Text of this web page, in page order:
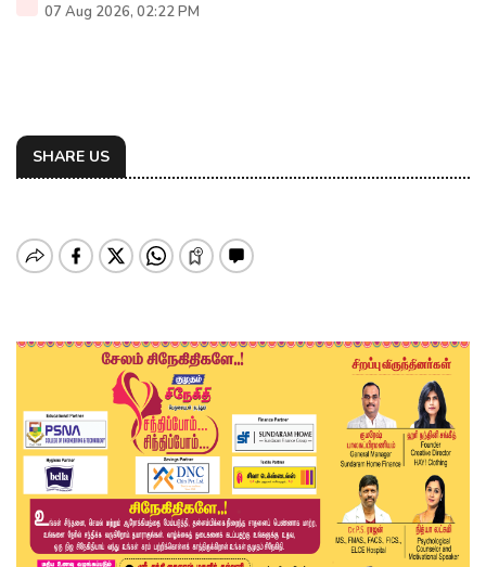
07 Aug 2026, 02:22 PM
SHARE US